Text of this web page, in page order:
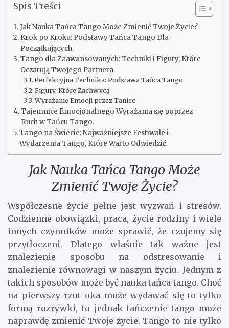
Spis Treści
Jak Nauka Tańca Tango Może Zmienić Twoje Życie?
Krok po Kroku: Podstawy Tańca Tango Dla
Początkujących.
Tango dla Zaawansowanych: Techniki i Figury, Które
Oczarują Twojego Partnera.
Perfekcyjna Technika: Podstawa Tańca Tango
Figury, Które Zachwycą
Wyrażanie Emocji przez Taniec
Tajemnice Emocjonalnego Wyrażania się poprzez
Ruch w Tańcu Tango.
Tango na Świecie: Najważniejsze Festiwale i
Wydarzenia Tango, Które Warto Odwiedzić.
Jak Nauka Tańca Tango Może
Zmienić Twoje Życie?
Współczesne życie pełne jest wyzwań i stresów.
Codzienne obowiązki, praca, życie rodziny i wiele
innych czynników może sprawić, że czujemy się
przytłoczeni. Dlatego właśnie tak ważne jest
znalezienie sposobu na odstresowanie i
znalezienie równowagi w naszym życiu. Jednym z
takich sposobów może być nauka tańca tango. Choć
na pierwszy rzut oka może wydawać się to tylko
formą rozrywki, to jednak tańczenie tango może
naprawdę zmienić Twoje życie. Tango to nie tylko